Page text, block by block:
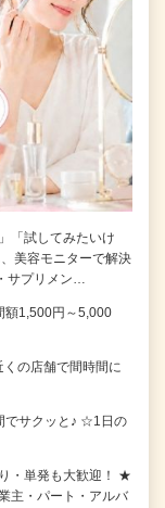
「試してみたいけ
美容モニターで解決
サプリメン…
額1,500円～5,000
の店舗で間時間に
でサクッと♪ ☆1日の
・単発も大歓迎！ ★
主・パート・アルバ